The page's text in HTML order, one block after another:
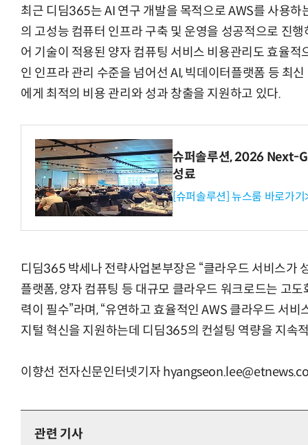
최근 디딤365는 AI 연구 개발을 목적으로 AWS를 사용하
의 고성능 컴퓨터 인프라 구축 및 운영을 성공적으로 진
어 기술이 적용된 양자 컴퓨팅 서비스 비용관리도 효율
인 인프라 관리 수준을 넘어선 AI, 빅데이터플랫폼 등 최
에게 최적의 비용 관리와 성과 창출을 지원하고 있다.
슈퍼솔루션, 2026 Next-
성료
[슈퍼솔루션] 뉴스룸 바로가기
디딤365 박세나 전략사업본부장은 “클라우드 서비스가
플랫폼, 양자 컴퓨팅 등 대규모 클라우드 워크로드는 고
력이 필수”라며, “유연하고 효율적인 AWS 클라우드 서
지털 혁신을 지원하는데 디딤365의 컨설팅 역량을 지속
이향선 전자신문인터넷기자
관련 기사